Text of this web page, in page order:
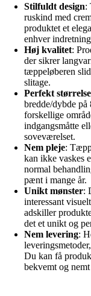
Stilfuldt design:
ruskind med
produktet et
enhver
Høj kvalitet:
der sikrer
tæppeløberen
slitage.
Perfekt størrelse
bredde/dybde
forskellige
indgangsmåtte
soveværelset.
Nem pleje:
kan ikke vaskes
normal
pænt i mange år.
Unikt mønster:
interessant
adskiller
det et unikt og
Nem levering:
Du kan få
bekvemt og